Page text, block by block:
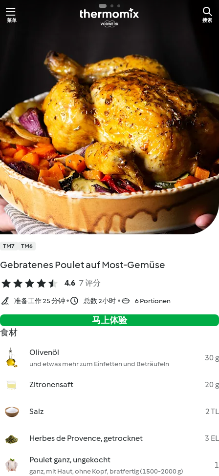
跳菜单 搜索
TM7 TM6
Gebratenes Poulet auf Most-Gemüse
4.6 7 评分
准备工作 25 分钟 总数 2小时 6 Portionen
马上体验
食材
Olivenöl
und etwas mehr zum Einfetten und Beträufeln
30 g
Zitronensaft 20 g
Salz 2 TL
Herbes de Provence, getrocknet 3 EL
Poulet ganz, ungekocht
ganz, mit Haut, ohne Kopf, bratfertig (1500-2000 g)
1